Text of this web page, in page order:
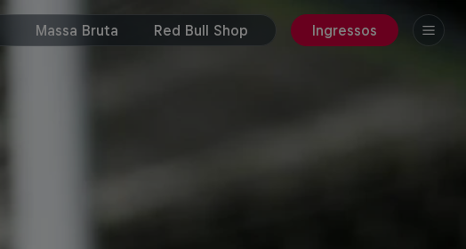
Massa Bruta Red Bull Shop Ingressos